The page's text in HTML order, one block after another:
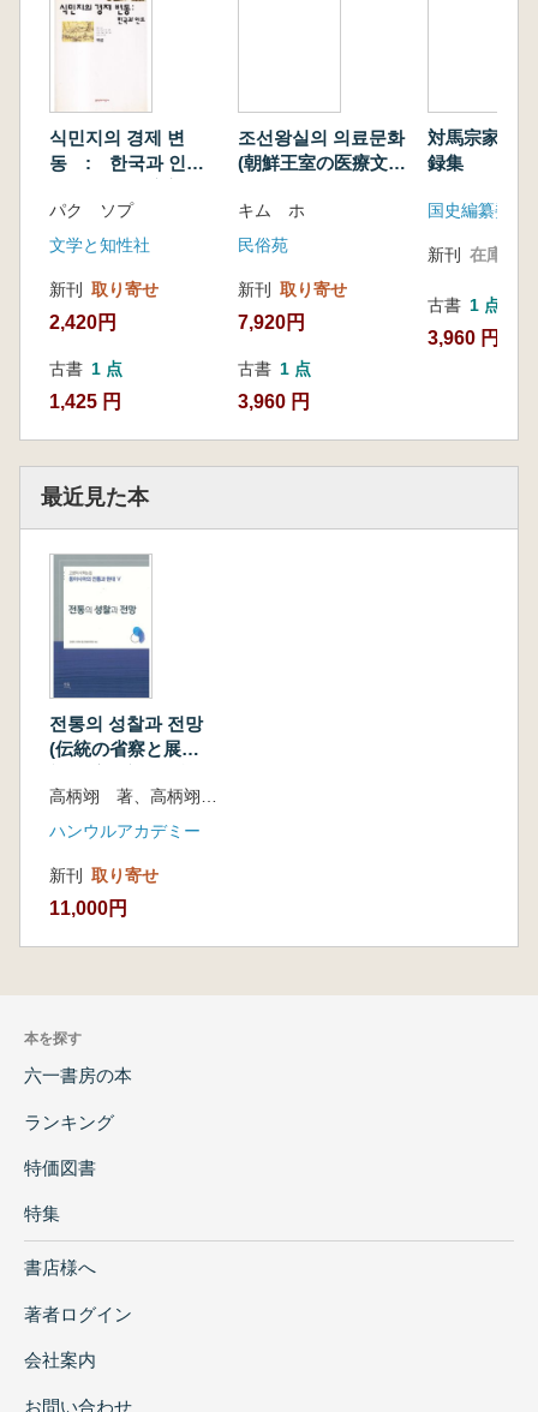
를 엄선해 주제별로 재구성했다. 동아시아사와
한국사 넘나들며 전통과 현대, 문명의 교류를 통
동아시아 사학의 거목,
녹촌 고병익 선생의 학문적 정수를 집대성하다!
“선생의 ‘동아시아 전통상’은 아시아로 열린 동아
시아의 고금을 회통(會通)하는 정밀한 연구를 통
해 정립되었다. 그러나 그 궁극적 관심과 역사관,
현재와 미래에 대한 통찰과 전망은 오히려 현재
의 문제를 역사적으로 분석한 비논문 형식의 논
설이나 사론(史論)에서 더 분명히 드러난다. 선생
의 궁극적 목표는 우리의 현재를 동아시아 전통
의 역사적 형성과 그 근대적 변용 과정 속에서 이
해하고, 그것을 바탕으로 현재의 문제를 해결하
고 나아가 바람직한 동아시아의 미래상을 모색
하는 것이었다. 그러므로 그의 ‘동아시아 역사
상’은 ‘한국의 역사와 현재’를 찾는 커다란 바탕
올바른 의미와 방향이었다”(이성규)
고병익 선생은 연세대학교, 동국대학교, 서울대
학교에서 탁월한 지도력으로 수많은 후학을 양
문화원장, 방송위원회위원장, 문화재위원회위원
장, 민족문화추진회 이사장, 도산서원(陶山書院)
원장, 조선일보 논설위원 등 중책을 역임하며 교
만, 출간 당시 일정 기간에 축적된 글들을 모았기
때문에 연구 주제가 여러 권에 분산되어 선생의
어려움이 있다.
후학들은 선생의 학술 업적을 ‘선집’으로 편찬하
된 선생의 글을 엄선하고, 9가지 원칙을 세워 ①
상호인식과 교류, ② 역사 인식과 편찬, ③ 고려
와 몽골, ④ 근대의 도전과 전통의 변용, ⑤ 전통
에 따라 논문을 분류했다. 또한 선생의 역사관을
식민지의 경제 변
동 : 한국과 인도
韓国とインド)
パク ソプ
文学と知性社
新刊 取り寄せ
2,420円
古書 1 点
1,425 円
조선왕실의 의료문화
(朝鮮王室の医療文
キム ホ
民俗苑
新刊 取り寄せ
7,920円
古書 1 点
3,960 円
対馬宗家文
録集
国史編纂委員
新刊 在庫なし
古書 1 点
3,960 円
最近見た本
전통의 성찰과 전망
(伝統の省察と展
東アジアの伝統と現
代5
ハンウルアカデミー
新刊 取り寄せ
11,000円
本を探す
六一書房の本
ランキング
特価図書
特集
書店様へ
著者ログイン
会社案内
お問い合わせ